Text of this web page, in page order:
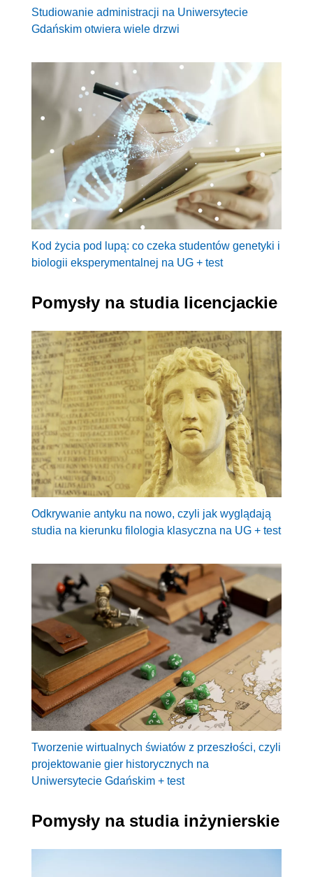
Studiowanie administracji na Uniwersytecie
Gdańskim otwiera wiele drzwi
Kod życia pod lupą: co czeka studentów genetyki i
biologii eksperymentalnej na UG + test
Pomysły na studia licencjackie
Odkrywanie antyku na nowo, czyli jak wyglądają
studia na kierunku filologia klasyczna na UG + test
Tworzenie wirtualnych światów z przeszłości, czyli
projektowanie gier historycznych na
Uniwersytecie Gdańskim + test
Pomysły na studia inżynierskie